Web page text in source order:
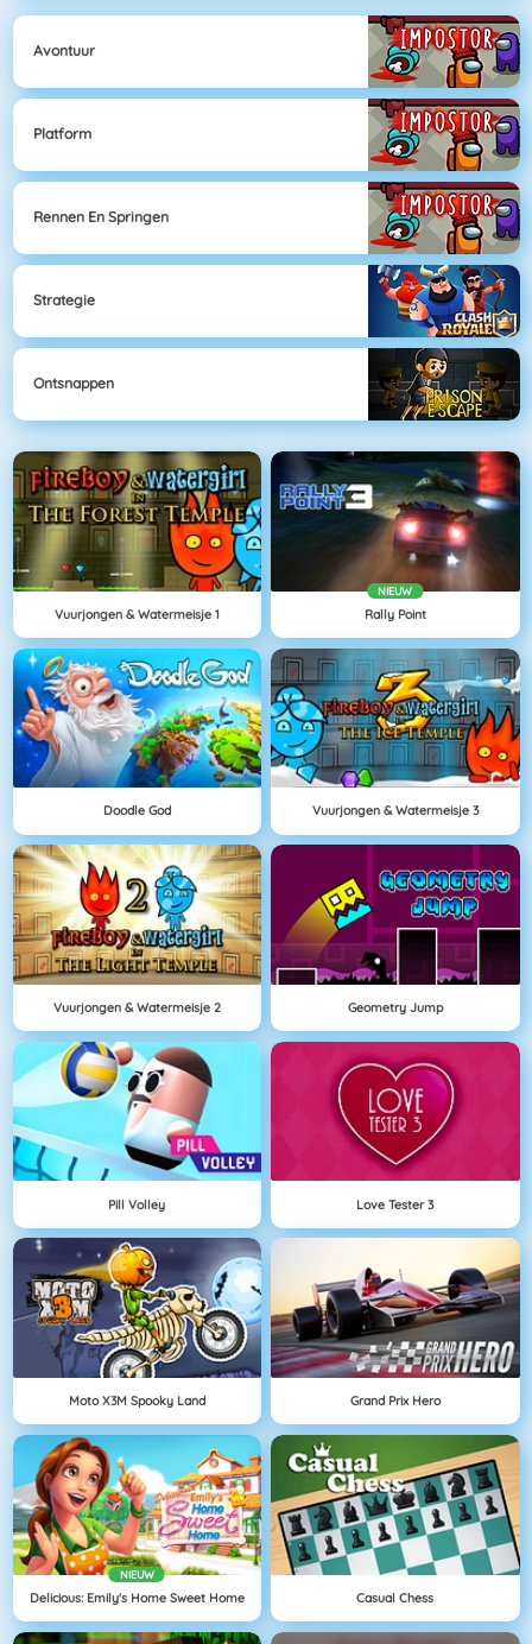
Avontuur
Platform
Rennen En Springen
Strategie
Ontsnappen
Vuurjongen & Watermeisje 1
NIEUW
Rally Point
Doodle God Vuurjongen & Watermeisje 3
Vuurjongen & Watermeisje 2 Geometry Jump
Pill Volley Love Tester 3
Moto X3M Spooky Land Grand Prix Hero
NIEUW
Delicious: Emily's Home Sweet Home Casual Chess